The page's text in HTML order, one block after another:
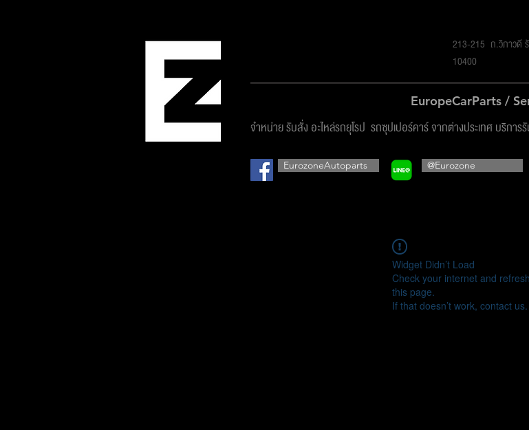
EuropeCarParts /
213-215 ถ.วิภาวดี
10400
จำหน่าย รับสั่ง อะไหล่รถยุโรป รถซุปเปอร์คาร์ จากต่างประเทศ บริการ
EurozoneAutoparts @Eurozone
Widget Didn’t Load
Check your internet and refresh
this page.
If that doesn’t work, contact us.